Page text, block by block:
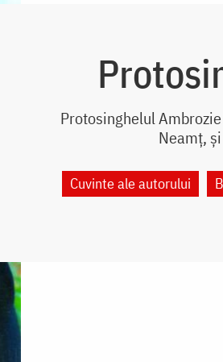
Protosinghelul
Neamț,
Cuvinte ale autorului